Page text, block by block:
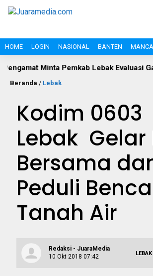
HOME LOGIN NASIONAL BANTEN
Minta Pemkab Lebak Evaluasi Gate di
Beranda / Lebak
Kodim 0603
Lebak Gelar
Bersama
Peduli
Tanah Air
Redaksi - JuaraMedia
10 Okt 2018 07:42
LEBAK